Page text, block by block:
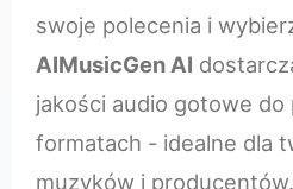
swoje polecenia i
AIMusicGen AI
jakości audio gotowe do
formatach - idealne dla
muzyków i producentów.